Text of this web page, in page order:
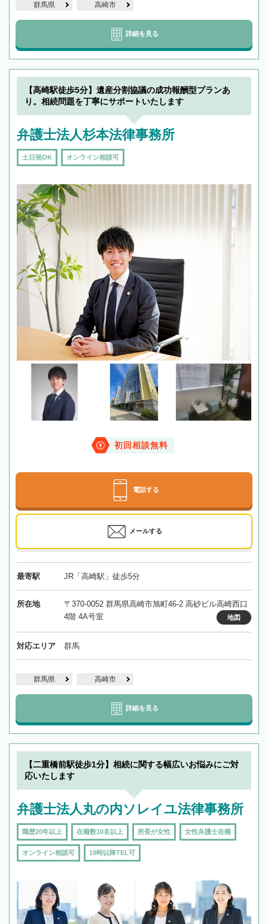
群馬県 高崎市
詳細を見る
【高崎駅徒歩5分】遺産分割協議の成功報酬型プランあ
り。相続問題を丁寧にサポートいたします
弁護士法人杉本法律事務所
土日祝OK オンライン相談可
初回相談無料
電話する
メールする
最寄駅 JR「高崎駅」徒歩5分
所在地
〒370-0052 群馬県高崎市旭町46-2 高砂ビル高崎西口
4階 4A号室
地図
対応エリア 群馬
群馬県 高崎市
詳細を見る
【二重橋前駅徒歩1分】相続に関する幅広いお悩みにご対
応いたします
弁護士法人丸の内ソレイユ法律事務所
職歴20年以上 在籍数10名以上 所長が女性 女性弁護士在籍
オンライン相談可 19時以降TEL可